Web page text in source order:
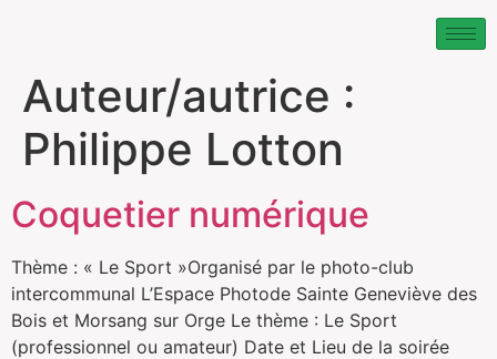
Auteur/autrice :
Philippe Lotton
Coquetier numérique
Thème : « Le Sport »Organisé par le photo-club
intercommunal L’Espace Photode Sainte Geneviève des
Bois et Morsang sur Orge Le thème : Le Sport
(professionnel ou amateur) Date et Lieu de la soirée